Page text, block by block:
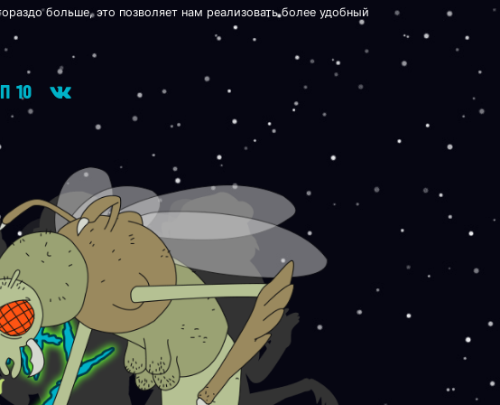
больше, это позволяет нам реализовать более удобный
10